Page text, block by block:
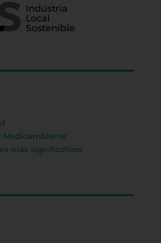
Medioambiente
más significativos